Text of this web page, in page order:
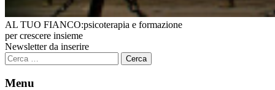
AL TUO FIANCO:psicoterapia e formazione
per crescere insieme
Newsletter da inserire
Ricerca
per:
Menu